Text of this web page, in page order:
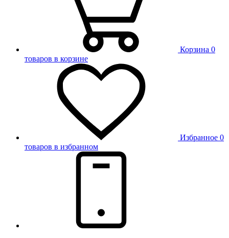
Корзина 0
товаров в корзине
Избранное 0
товаров в избранном